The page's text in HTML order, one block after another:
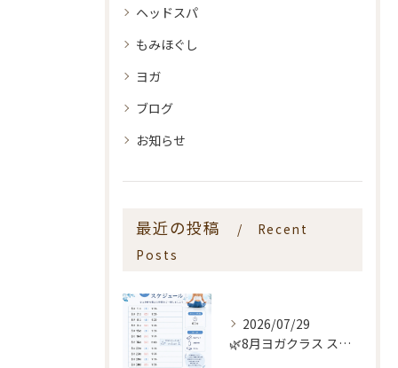
ヘッドスパ
もみほぐし
ヨガ
ブログ
お知らせ
最近の投稿
Recent
Posts
2026/07/29
🌿8月ヨガクラス スケジュールのお知らせ🌿